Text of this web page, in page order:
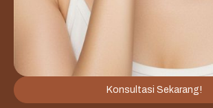
Konsultasi Sekarang!